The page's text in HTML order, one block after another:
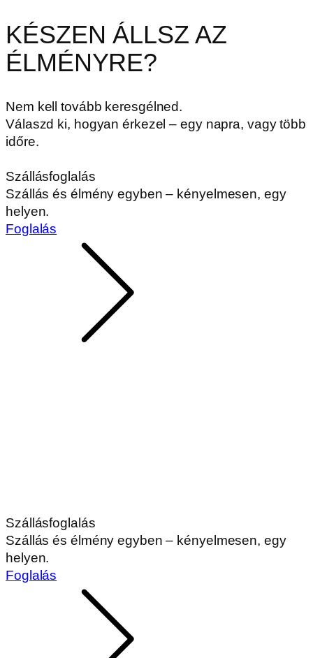
KÉSZEN ÁLLSZ AZ
ÉLMÉNYRE?
Nem kell tovább keresgélned.
Válaszd ki, hogyan érkezel – egy napra, vagy több
időre.
Szállásfoglalás
Szállás és élmény egyben – kényelmesen, egy
helyen.
Foglalás
Szállásfoglalás
Szállás és élmény egyben – kényelmesen, egy
helyen.
Foglalás